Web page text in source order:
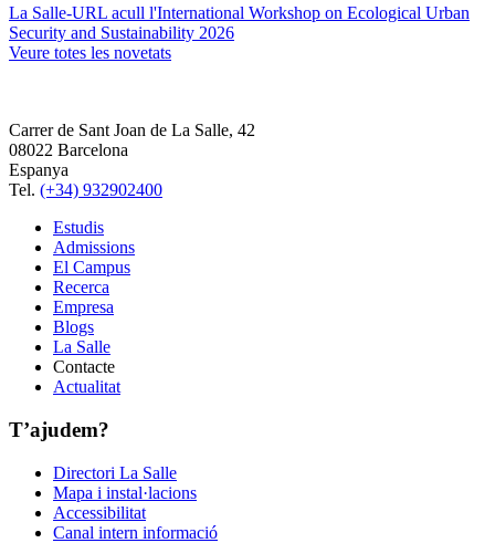
La Salle-URL acull l'International Workshop on Ecological Urban
Security and Sustainability 2026
Veure totes les novetats
Carrer de Sant Joan de La Salle, 42
08022 Barcelona
Espanya
Tel. (+34) 932902400
Estudis
Admissions
El Campus
Recerca
Empresa
Blogs
La Salle
Contacte
Actualitat
T’ajudem?
Directori La Salle
Mapa i instal·lacions
Accessibilitat
Canal intern informació